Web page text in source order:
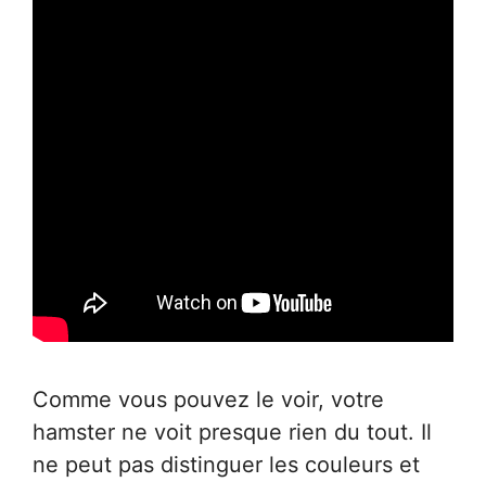
Comme vous pouvez le voir, votre
hamster ne voit presque rien du tout. Il
ne peut pas distinguer les couleurs et